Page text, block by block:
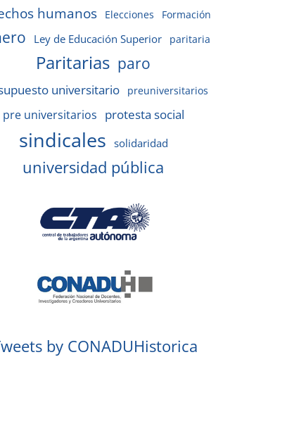
humanos Elecciones Formación
Ley de Educación Superior paritaria
Paritarias paro
universitario preuniversitarios
pre universitarios protesta social
sindicales solidaridad
universidad pública
by CONADUHistorica